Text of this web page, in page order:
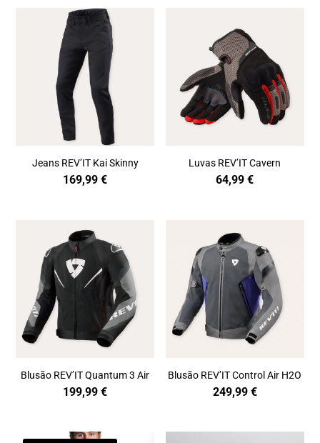
Jeans REV’IT Kai Skinny
169,99€
Luvas REV’IT Cavern
64,99€
Blusão REV’IT Quantum 3 Air
199,99€
Blusão REV’IT Control Air H2O
249,99 €